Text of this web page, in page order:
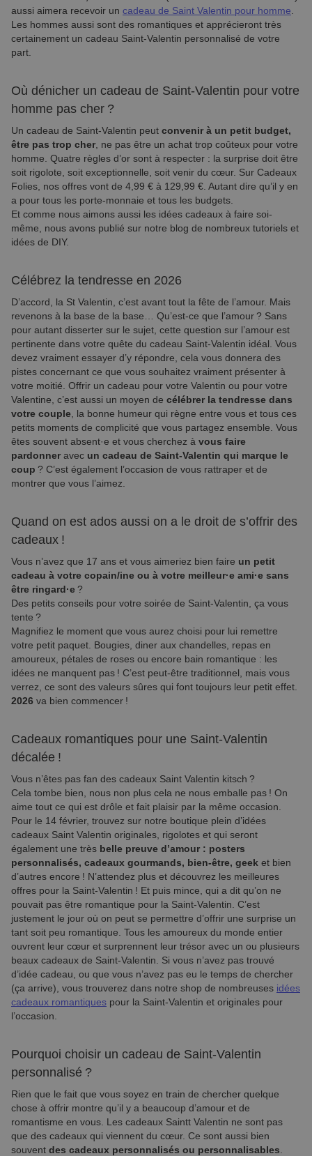
aussi aimera recevoir un cadeau de Saint Valentin pour homme
Les hommes aussi sont des romantiques et apprécieront très
certainement un cadeau Saint-Valentin personnalisé de votre
part.
Où dénicher un cadeau de Saint-Valentin pour votre
homme pas cher ?
Un cadeau de Saint-Valentin peut convenir à un petit budget,
être pas trop cher , ne pas être un achat trop coûteux pour votre
homme. Quatre règles d’or sont à respecter : la surprise doit être
soit rigolote, soit exceptionnelle, soit venir du cœur. Sur Cadeaux
Folies, nos offres vont de 4,99 € à 129,99 €. Autant dire qu’il y en
a pour tous les porte-monnaie et tous les budgets.
Et comme nous aimons aussi les idées cadeaux à faire soi-
même, nous avons publié sur notre blog de nombreux tutoriels et
idées de DIY.
Célébrez la tendresse en 2026
D’accord, la St Valentin, c’est avant tout la fête de l’amour. Mais
revenons à la base de la base… Qu’est-ce que l’amour ? Sans
pour autant disserter sur le sujet, cette question sur l’amour est
pertinente dans votre quête du cadeau Saint-Valentin idéal. Vous
devez vraiment essayer d’y répondre, cela vous donnera des
pistes concernant ce que vous souhaitez vraiment présenter à
votre moitié. Offrir un cadeau pour votre Valentin ou pour votre
Valentine, c’est aussi un moyen de célébrer la tendresse dans
votre couple , la bonne humeur qui règne entre vous et tous ces
petits moments de complicité que vous partagez ensemble. Vous
êtes souvent absent·e et vous cherchez à vous faire
pardonner avec un cadeau de Saint-Valentin qui marque le
coup ? C’est également l’occasion de vous rattraper et de
montrer que vous l’aimez.
Quand on est ados aussi on a le droit de s’offrir des
cadeaux !
Vous n’avez que 17 ans et vous aimeriez bien faire un petit
cadeau à votre copain/ine ou à votre meilleur·e ami·e sans
être ringard·e?
Des petits conseils pour votre soirée de Saint-Valentin, ça vous
tente ?
Magnifiez le moment que vous aurez choisi pour lui remettre
votre petit paquet. Bougies, diner aux chandelles, repas en
amoureux, pétales de roses ou encore bain romantique : les
idées ne manquent pas ! C’est peut-être traditionnel, mais vous
verrez, ce sont des valeurs sûres qui font toujours leur petit effet.
2026 va bien commencer !
Cadeaux romantiques pour une Saint-Valentin
décalée !
Vous n’êtes pas fan des cadeaux Saint Valentin kitsch ?
Cela tombe bien, nous non plus cela ne nous emballe pas ! On
aime tout ce qui est drôle et fait plaisir par la même occasion.
Pour le 14 février, trouvez sur notre boutique plein d’idées
cadeaux Saint Valentin originales, rigolotes et qui seront
également une très belle preuve d’amour : posters
personnalisés, cadeaux gourmands, bien-être, geek et bien
d’autres encore ! N’attendez plus et découvrez les meilleures
offres pour la Saint-Valentin ! Et puis mince, qui a dit qu’on ne
pouvait pas être romantique pour la Saint-Valentin. C’est
justement le jour où on peut se permettre d’offrir une surprise un
tant soit peu romantique. Tous les amoureux du monde entier
ouvrent leur cœur et surprennent leur trésor avec un ou plusieurs
beaux cadeaux de Saint-Valentin. Si vous n’avez pas trouvé
d’idée cadeau, ou que vous n’avez pas eu le temps de chercher
(ça arrive), vous trouverez dans notre shop de nombreuses idées
cadeaux romantiques pour la Saint-Valentin et originales pour
l’occasion.
Pourquoi choisir un cadeau de Saint-Valentin
personnalisé ?
Rien que le fait que vous soyez en train de chercher quelque
chose à offrir montre qu’il y a beaucoup d’amour et de
romantisme en vous. Les cadeaux Saintt Valentin ne sont pas
que des cadeaux qui viennent du cœur. Ce sont aussi bien
souvent des cadeaux personnalisés ou personnalisables